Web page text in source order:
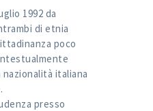
1992 da
di etnia
poco
nazionalità italiana
presso